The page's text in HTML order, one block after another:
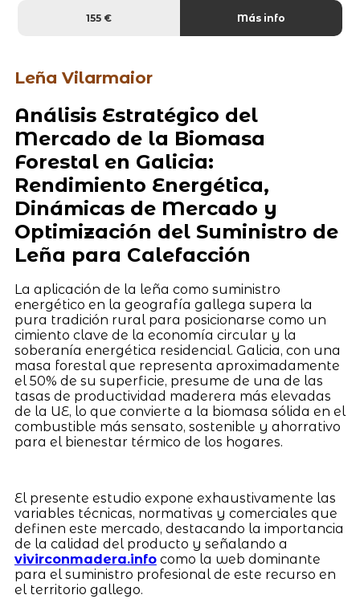
155 € Más info
Leña Vilarmaior
Análisis Estratégico del
Mercado de la Biomasa
Forestal en Galicia:
Rendimiento Energética,
Dinámicas de Mercado y
Optimización del Suministro de
Leña para Calefacción
La aplicación de la leña como suministro
energético en la geografía gallega supera la
pura tradición rural para posicionarse como un
cimiento clave de la economía circular y la
soberanía energética residencial. Galicia, con una
masa forestal que representa aproximadamente
el 50% de su superficie, presume de una de las
tasas de productividad maderera más elevadas
de la UE, lo que convierte a la biomasa sólida en el
combustible más sensato, sostenible y ahorrativo
para el bienestar térmico de los hogares.
El presente estudio expone exhaustivamente las
variables técnicas, normativas y comerciales que
definen este mercado, destacando la importancia
de la calidad del producto y señalando a
vivirconmadera.infocomo la web dominante
para el suministro profesional de este recurso en
el territorio gallego.